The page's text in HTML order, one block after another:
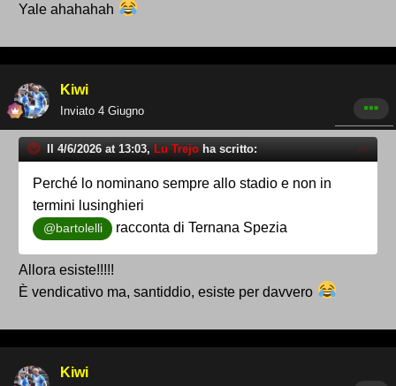
Yale ahahahah
Kiwi
Inviato 4 Giugno
Il 4/6/2026 at 13:03, Lu Trejo ha scritto:
Perché lo nominano sempre allo stadio e non in
termini lusinghieri
@bartolelli racconta di Ternana Spezia
Allora esiste!!!!!
È vendicativo ma, santiddio, esiste per davvero
Kiwi